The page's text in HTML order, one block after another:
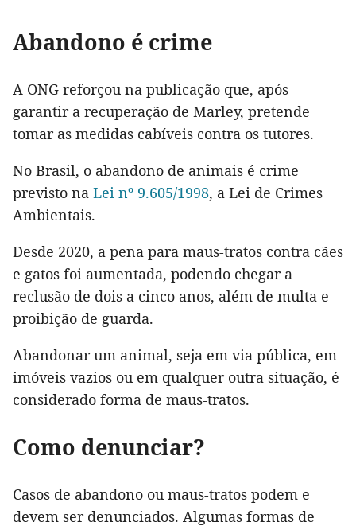
Abandono é crime
A ONG reforçou na publicação que, após
garantir a recuperação de Marley, pretende
tomar as medidas cabíveis contra os tutores.
No Brasil, o abandono de animais é crime
previsto na Lei nº 9.605/1998, a Lei de Crimes
Ambientais.
Desde 2020, a pena para maus-tratos contra cães
e gatos foi aumentada, podendo chegar a
reclusão de dois a cinco anos, além de multa e
proibição de guarda.
Abandonar um animal, seja em via pública, em
imóveis vazios ou em qualquer outra situação, é
considerado forma de maus-tratos.
Como denunciar?
Casos de abandono ou maus-tratos podem e
devem ser denunciados. Algumas formas de